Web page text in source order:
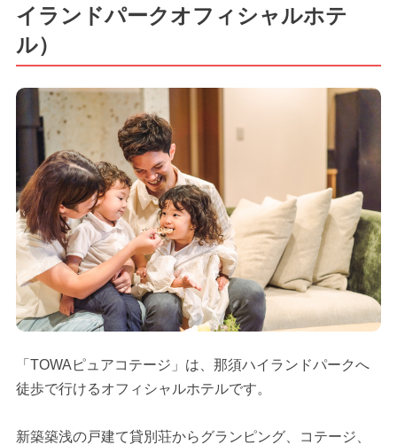
イランドパークオフィシャルホテ
ル）
「TOWAピュアコテージ」は、那須ハイランドパークへ
徒歩で行けるオフィシャルホテルです。
新築築浅の戸建て貸別荘からグランピング、コテージ、